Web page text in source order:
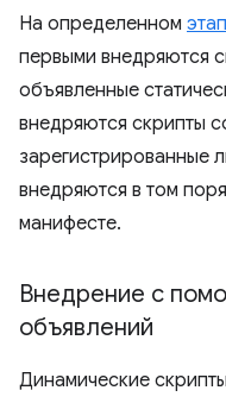
На определенном
первыми внедряются
объявленные
внедряются скрипты
зарегистрированные
внедряются в том
манифесте.
Внедрение с
объявлений
Динамические